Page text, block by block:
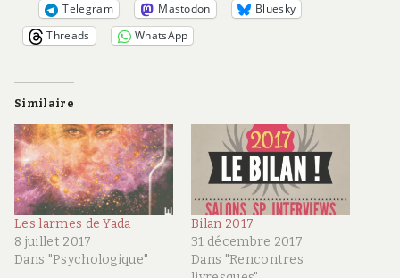
Telegram Mastodon
Bluesky
Threads
WhatsApp
Similaire
Les larmes de Yada
8 juillet 2017
Dans "Psychologique"
Bilan 2017
31 décembre 2017
Dans "Rencontres